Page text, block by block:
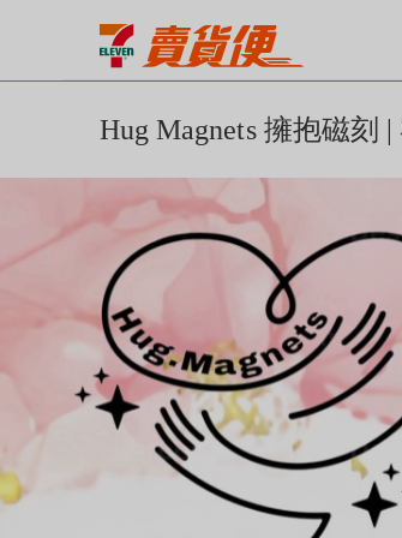
Hug Magnets 擁抱磁刻